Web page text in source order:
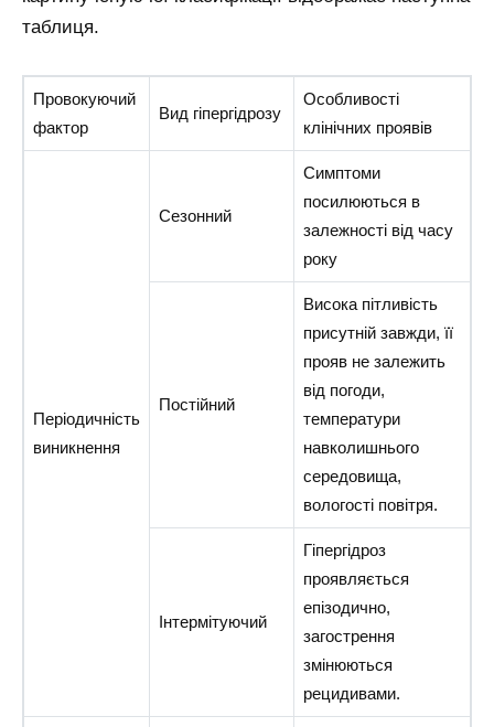
таблиця.
Провокуючий
фактор
Вид гіпергідрозу
Особливості
клінічних проявів
Періодичність
виникнення
Сезонний
Симптоми
посилюються в
залежності від часу
року
Постійний
Висока пітливість
присутній завжди, її
прояв не залежить
від погоди,
температури
навколишнього
середовища,
вологості повітря.
Інтермітуючий
Гіпергідроз
проявляється
епізодично,
загострення
змінюються
рецидивами.